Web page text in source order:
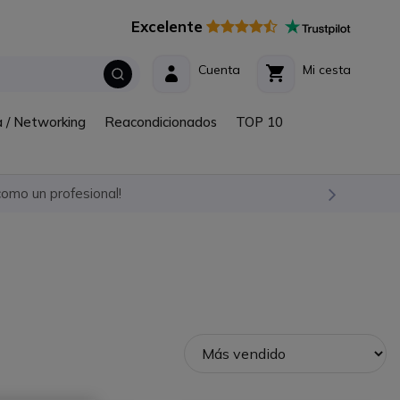
Excelente
Mi cesta
Cuenta
/ Networking Reacondicionados TOP 10
un profesional!